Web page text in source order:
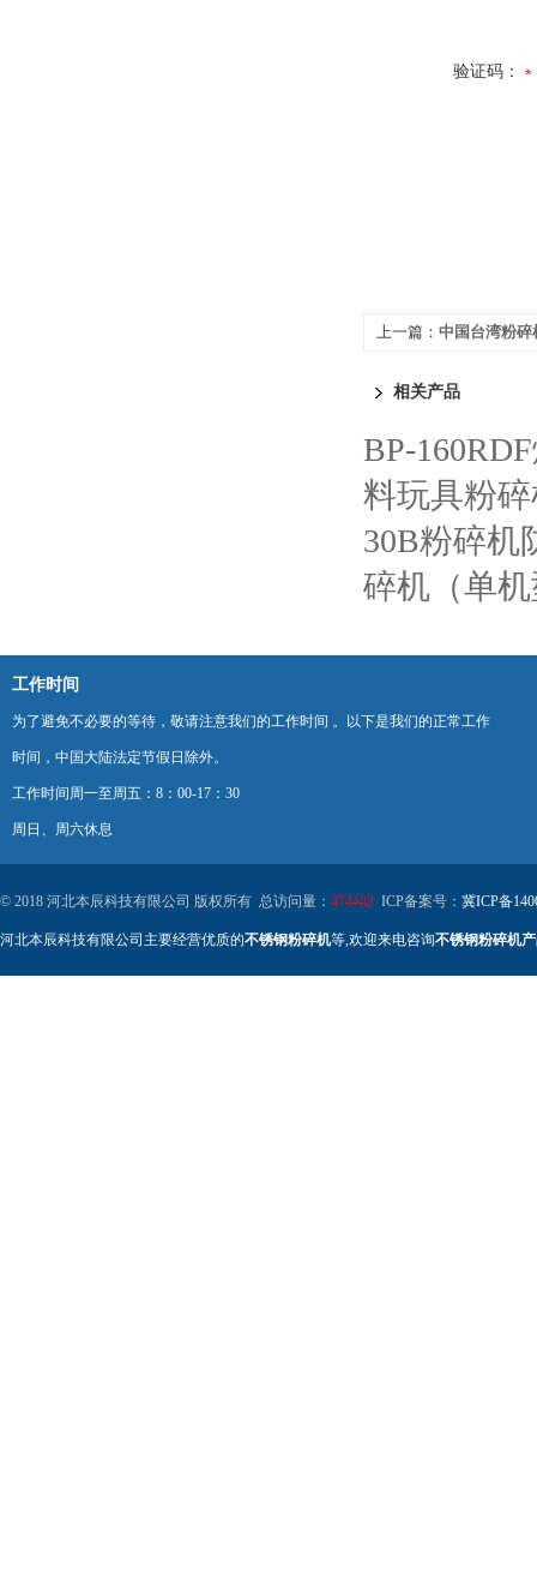
验证码：
上一篇： 中国台湾粉碎
相关产品
BP-
料玩具粉
30B粉碎机
碎机（单
工作时间
为了避免不必要的等待，敬请注意我们的工作时间 。以下是我们的正常工作
时间，中国大陆法定节假日除外。
工作时间周一至周五：8：00-17：30
周日、周六休息
© 2018 河北本辰科技有限公司 版权所有 总访问量： 474442 ICP备案号： 冀ICP备
河北本辰科技有限公司主要经营优质的不锈钢粉碎机等,欢迎来电咨询不锈钢粉碎机